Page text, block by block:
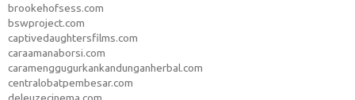
brookehofsess.com
bswproject.com
captivedaughtersfilms.com
caraamanaborsi.com
caramenggugurkankandunganherbal.com
centralobatpembesar.com